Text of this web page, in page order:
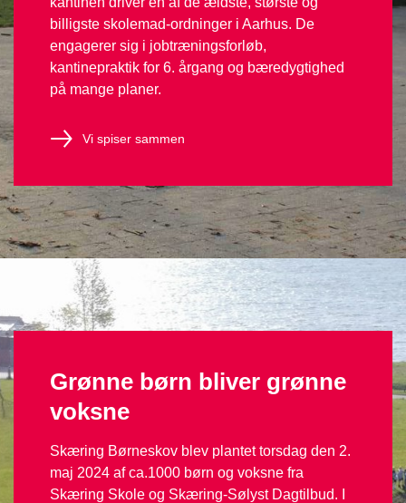
billigste skolemad-ordninger i Aarhus. De
engagerer sig i jobtræningsforløb,
kantinepraktik for 6. årgang og bæredygtighed
på mange planer.
Vi spiser sammen
Grønne børn bliver grønne
voksne
Skæring Børneskov blev plantet torsdag den 2.
maj 2024 af ca.1000 børn og voksne fra
Skæring Skole og Skæring-Sølyst Dagtilbud. I